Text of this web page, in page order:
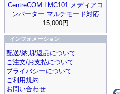
CentreCOM LMC101 メディアコ
ンバーター マルチモード対応
15,000円
インフォメーション
配送/納期/返品について
ご注文/お支払について
プライバシーについて
ご利用規約
お問い合わせ